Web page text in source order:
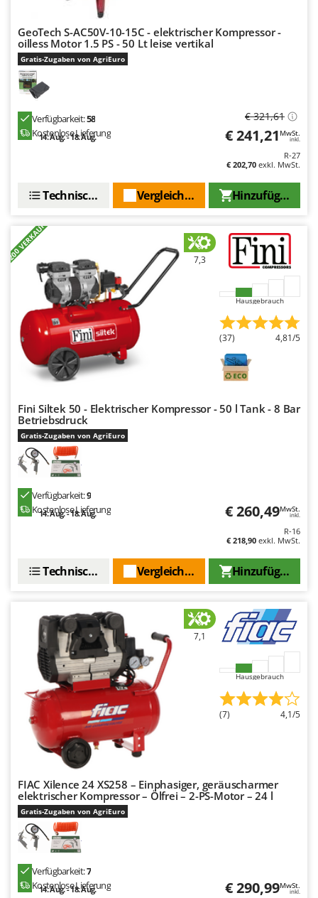
WIDU
Wiper EcoRobot
Wolf Garten
Wortex
Worx
Y Yard Force
Zephir
Zodiac
Zomax
GeoTech S-AC50V-10-15C - elektrischer Kompressor -
oilless Motor 1.5 PS - 50 Lt leise vertikal
Gratis-Zugaben von AgriEuro
Verfügbarkeit:58
Kostenlose Lieferung
14. Aug. - 18. Aug.
€ 321,61
€ 241,21 MwSt.
inkl.
R-27
€ 202,70 exkl. MwSt.
Hinzufügen
Vergleichen Sie
Technische Daten
+200 VERKAUFT 7,3
Hausgebrauch
(37) 4,81/5
Fini Siltek 50 - Elektrischer Kompressor - 50 l Tank - 8 Bar
Betriebsdruck
Gratis-Zugaben von AgriEuro
Verfügbarkeit:9
Kostenlose Lieferung
14. Aug. - 18. Aug. € 260,49MwSt.
inkl.
R-16
€ 218,90 exkl. MwSt.
Hinzufügen
Vergleichen Sie
Technische Daten
7,1
Hausgebrauch
(7) 4,1/5
FIAC Xilence 24 XS258 – Einphasiger, geräuscharmer
elektrischer Kompressor – Ölfrei – 2-PS-Motor – 24 l
Gratis-Zugaben von AgriEuro
Verfügbarkeit:7
Kostenlose Lieferung
14. Aug. - 18. Aug. € 290,99MwSt.
inkl.